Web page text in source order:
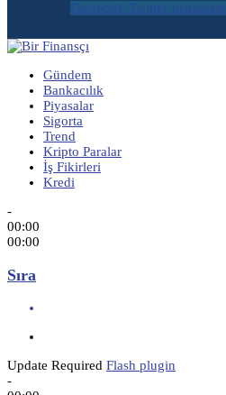
Facebook Twitter Instagram
Gündem
Bankacılık
Piyasalar
Sigorta
Trend
Kripto Paralar
İş Fikirleri
Kredi
-
00:00
00:00
Sıra
Update Required Flash plugin
-